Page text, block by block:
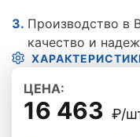
Производство в
качество и
ЦЕНА:
16 463 ₽/